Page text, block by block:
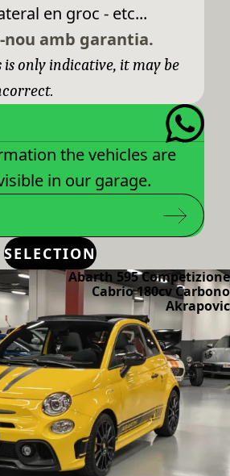
en groc - etc...
nou amb garantia.
is only indicative, it may be
the vehicles are
in our garage.
SELECTION
Abarth 595 Competizione
Cabrio 180cv Carbono
Akrapovic